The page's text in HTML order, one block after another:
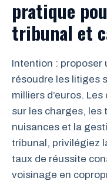
pratique
tribunal et
Intention : proposer
résoudre les litiges
milliers d’euros.
sur les charges, les
nuisances et la
tribunal, privilégiez
taux de réussite
voisinage en